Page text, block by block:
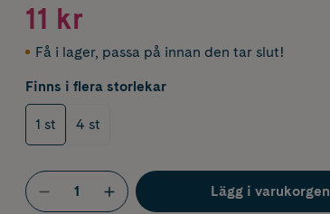
11 kr
Få i lager, passa på innan den tar slut!
Finns i flera storlekar
1 st 4 st
Lägg i varukorgen